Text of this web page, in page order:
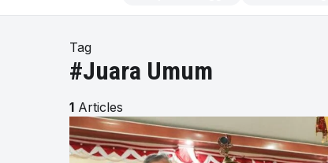
Tag
#Juara Umum
1 Articles